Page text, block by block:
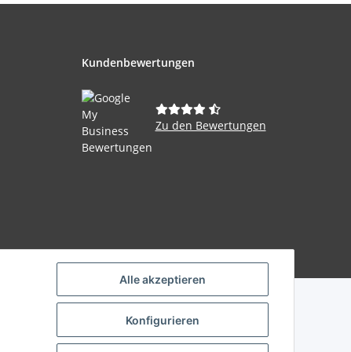
Alle akzeptieren
Konfigurieren
Kundenbewertungen
Zu den Bewertungen